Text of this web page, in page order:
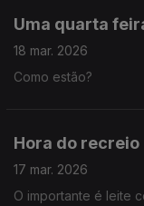
Uma quarta
18 mar. 2026
Como estão?
Hora do recreio
17 mar. 2026
O importante é leite